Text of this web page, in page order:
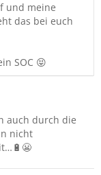
und meine
das bei euch
SOC 😝
auch durch die
nicht